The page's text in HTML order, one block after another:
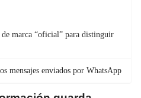
marca “oficial” para distinguir
mensajes enviados por WhatsApp